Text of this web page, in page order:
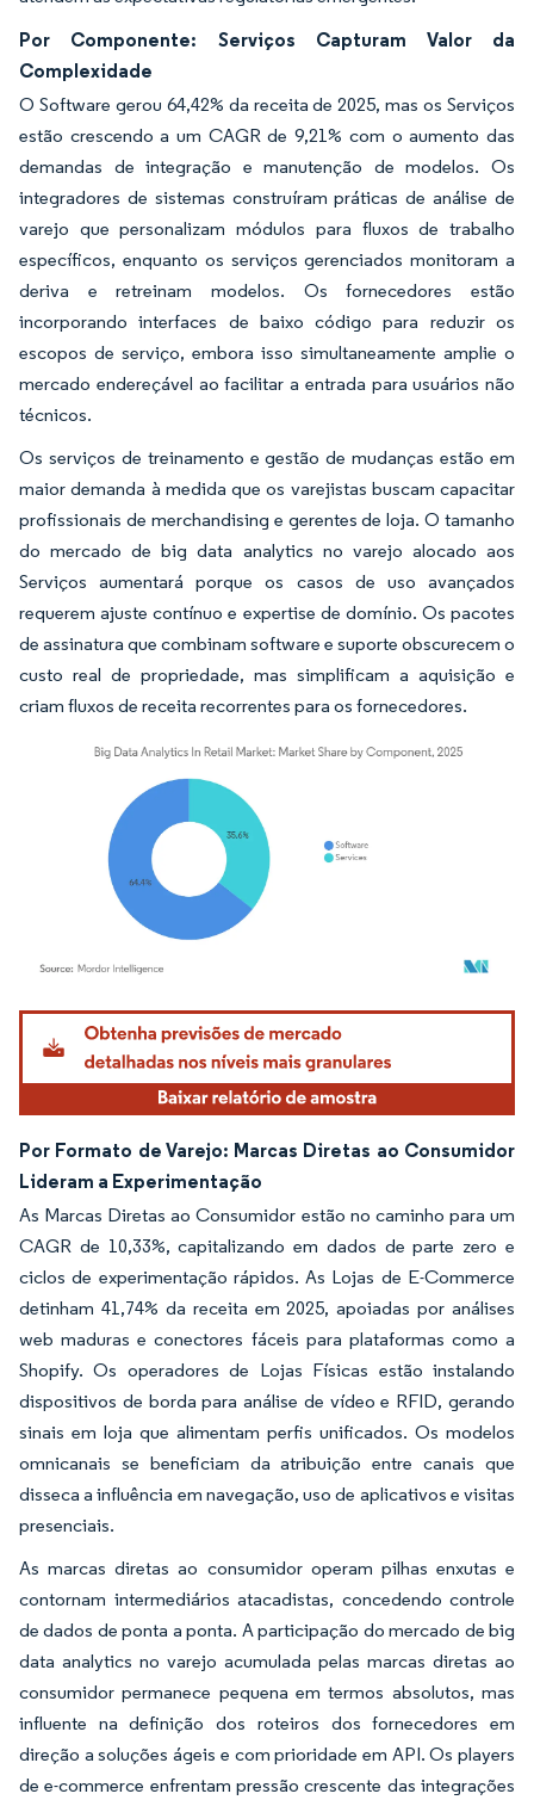
Por Componente: Serviços Capturam Valor da
Complexidade
O Software gerou 64,42% da receita de 2025, mas os Serviços
estão crescendo a um CAGR de 9,21% com o aumento das
demandas de integração e manutenção de modelos. Os
integradores de sistemas construíram práticas de análise de
varejo que personalizam módulos para fluxos de trabalho
específicos, enquanto os serviços gerenciados monitoram a
deriva e retreinam modelos. Os fornecedores estão
incorporando interfaces de baixo código para reduzir os
escopos de serviço, embora isso simultaneamente amplie o
mercado endereçável ao facilitar a entrada para usuários não
técnicos.
Os serviços de treinamento e gestão de mudanças estão em
maior demanda à medida que os varejistas buscam capacitar
profissionais de merchandising e gerentes de loja. O tamanho
do mercado de big data analytics no varejo alocado aos
Serviços aumentará porque os casos de uso avançados
requerem ajuste contínuo e expertise de domínio. Os pacotes
de assinatura que combinam software e suporte obscurecem o
custo real de propriedade, mas simplificam a aquisição e
criam fluxos de receita recorrentes para os fornecedores.
Imagem © Mordor Intelligence. O reuso requer atribuição conforme CC BY 4.0.
Por Formato de Varejo: Marcas Diretas ao Consumidor
Lideram a Experimentação
As Marcas Diretas ao Consumidor estão no caminho para um
CAGR de 10,33%, capitalizando em dados de parte zero e
ciclos de experimentação rápidos. As Lojas de E-Commerce
detinham 41,74% da receita em 2025, apoiadas por análises
web maduras e conectores fáceis para plataformas como a
Shopify. Os operadores de Lojas Físicas estão instalando
dispositivos de borda para análise de vídeo e RFID, gerando
sinais em loja que alimentam perfis unificados. Os modelos
omnicanais se beneficiam da atribuição entre canais que
disseca a influência em navegação, uso de aplicativos e visitas
presenciais.
As marcas diretas ao consumidor operam pilhas enxutas e
contornam intermediários atacadistas, concedendo controle
de dados de ponta a ponta. A participação do mercado de big
data analytics no varejo acumulada pelas marcas diretas ao
consumidor permanece pequena em termos absolutos, mas
influente na definição dos roteiros dos fornecedores em
direção a soluções ágeis e com prioridade em API. Os players
de e-commerce enfrentam pressão crescente das integrações